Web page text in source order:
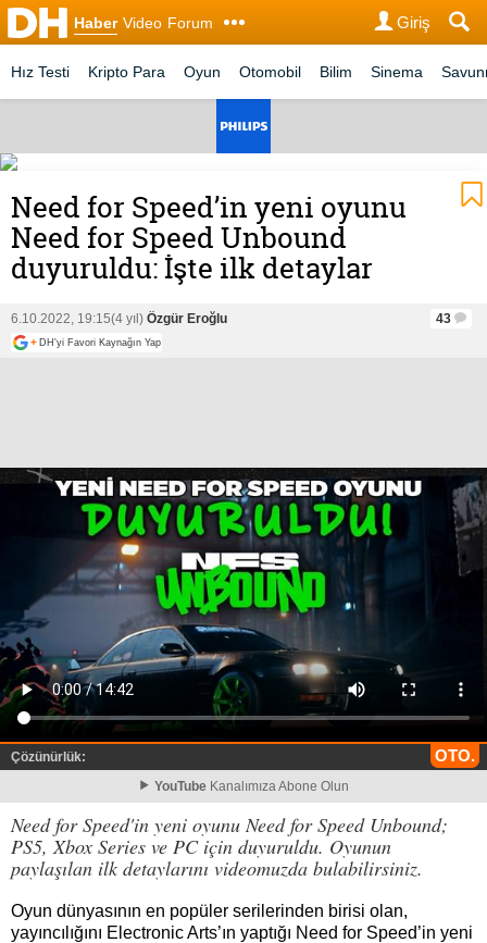
Haber Video Forum Giriş
Hız Testi Kripto Para Oyun Otomobil Bilim Sinema
Need for Speed’in yeni oyunu
Need for Speed Unbound
duyuruldu: İşte ilk detaylar
6.10.2022, 19:15(4 yıl) Özgür Eroğlu 43
+ DH'yi Favori Kaynağın Yap
Çözünürlük: OTO.
YouTube Kanalımıza Abone Olun
Need for Speed'in yeni oyunu Need for Speed Unbound;
PS5, Xbox Series ve PC için duyuruldu. Oyunun
paylaşılan ilk detaylarını videomuzda bulabilirsiniz.
Oyun dünyasının en popüler serilerinden birisi olan,
yayıncılığını Electronic Arts’ın yaptığı Need for Speed’in yeni